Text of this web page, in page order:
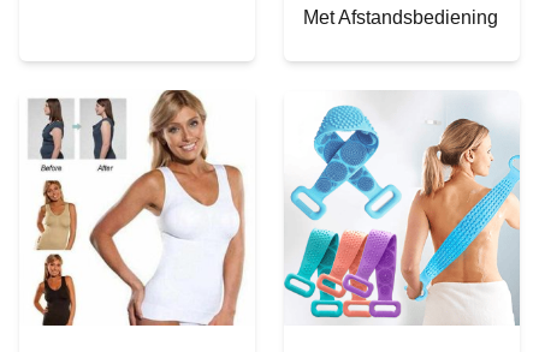
Met Afstandsbediening